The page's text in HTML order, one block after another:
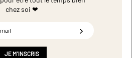
chez soi ❤
JE M'INSCRIS